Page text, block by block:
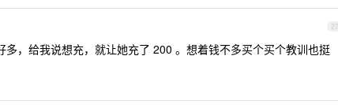
27
，给我说想充，就让她充了 200 。想着钱不多买个买个教训也挺